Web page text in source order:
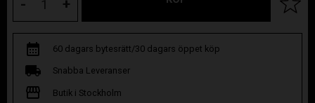
+
-
60 dagars bytesrätt/30 dagars öppet köp
Snabba Leveranser
Butik i Stockholm